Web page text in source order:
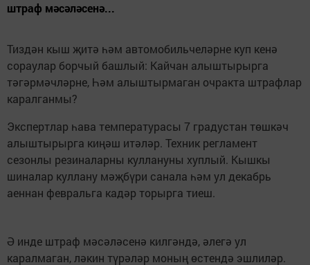
штраф мәсәләсенә...
Тиздән кыш җитә һәм автомобильчеләрне куп кенә
сораулар борчый башлый: Кайчан алыштырырга
тәгәрмәчләрне, Һәм алыштырмаган очракта штрафлар
каралганмы?
Экспертлар һава температурасы 7 градустан төшкәч
алыштырырга киңәш итәләр. Техник регламент
сезонлы резиналарны куллануны хуплый. Кышкы
шиналар куллану мәҗбүри санала һәм ул декабрь
аеннан февральга кадәр торырга тиеш.
Ә инде штраф мәсәләсенә килгәндә, әлегә ул
каралмаган, ләкин түрәләр моның өстендә эшлиләр.